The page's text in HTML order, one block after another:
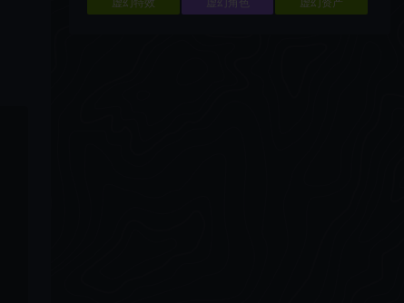
虚幻特效 虚幻角色 虚幻资产